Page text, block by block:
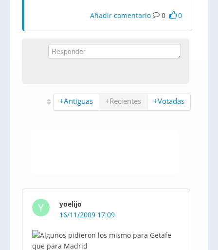
Añadir comentario 0 0
+Antiguas +Recientes +Votadas
Y
yoelijo
16/11/2009 17:09